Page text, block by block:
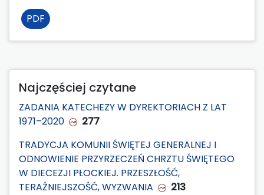
PDF
Najczęściej czytane
ZADANIA KATECHEZY W DYREKTORIACH Z LAT
1971–2020
277
TRADYCJA KOMUNII ŚWIĘTEJ GENERALNEJ I
ODNOWIENIE PRZYRZECZEŃ CHRZTU ŚWIĘTEGO
W DIECEZJI PŁOCKIEJ. PRZESZŁOŚĆ,
TERAŹNIEJSZOŚĆ, WYZWANIA
213